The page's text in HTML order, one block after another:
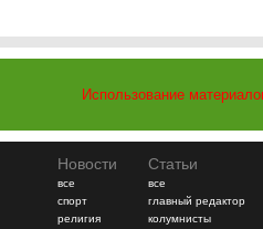
Использование
Новости
все
спорт
религия
Статьи
все
главный редактор
колумнисты